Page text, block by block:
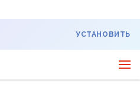
УСТАНОВИТЬ